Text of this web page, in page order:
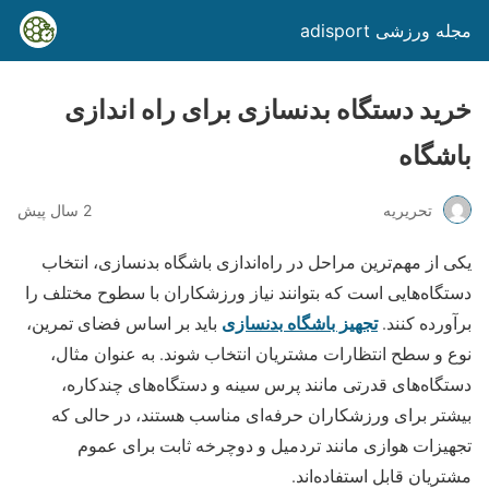
مجله ورزشی adisport
خرید دستگاه بدنسازی برای راه اندازی
باشگاه
تحریریه 2 سال پیش
یکی از مهم‌ترین مراحل در راه‌اندازی باشگاه بدنسازی، انتخاب
دستگاه‌هایی است که بتوانند نیاز ورزشکاران با سطوح مختلف را
برآورده کنند.تجهیز باشگاه بدنسازی باید بر اساس فضای تمرین،
نوع و سطح انتظارات مشتریان انتخاب شوند. به عنوان مثال،
دستگاه‌های قدرتی مانند پرس سینه و دستگاه‌های چندکاره،
بیشتر برای ورزشکاران حرفه‌ای مناسب هستند، در حالی که
تجهیزات هوازی مانند تردمیل و دوچرخه ثابت برای عموم
مشتریان قابل استفاده‌اند.